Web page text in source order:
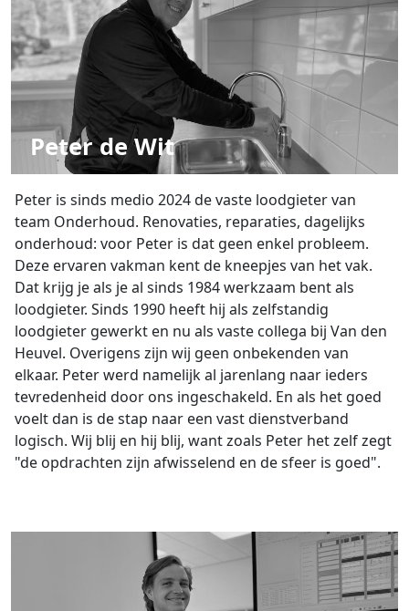
Peter de Wit
Peter is sinds medio 2024 de vaste loodgieter van
team Onderhoud. Renovaties, reparaties, dagelijks
onderhoud: voor Peter is dat geen enkel probleem.
Deze ervaren vakman kent de kneepjes van het vak.
Dat krijg je als je al sinds 1984 werkzaam bent als
loodgieter. Sinds 1990 heeft hij als zelfstandig
loodgieter gewerkt en nu als vaste collega bij Van den
Heuvel. Overigens zijn wij geen onbekenden van
elkaar. Peter werd namelijk al jarenlang naar ieders
tevredenheid door ons ingeschakeld. En als het goed
voelt dan is de stap naar een vast dienstverband
logisch. Wij blij en hij blij, want zoals Peter het zelf zegt
"de opdrachten zijn afwisselend en de sfeer is goed".